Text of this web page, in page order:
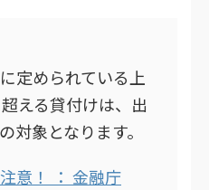
定められている上
える貸付けは、出
対象となります。
意！ ： 金融庁